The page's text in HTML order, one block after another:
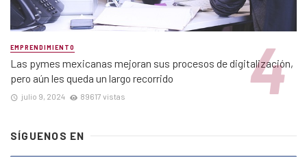
EMPRENDIMIENTO
Las pymes mexicanas mejoran sus procesos de digitalización,
pero aún les queda un largo recorrido
julio 9, 2024 89617 vistas
SÍGUENOS EN